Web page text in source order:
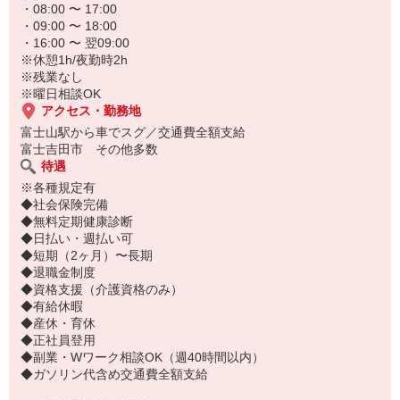
・08:00 〜 17:00
・09:00 〜 18:00
・16:00 〜 翌09:00
※休憩1h/夜勤時2h
※残業なし
※曜日相談OK
アクセス・勤務地
富士山駅から車でスグ／交通費全額支給
富士吉田市 その他多数
待遇
※各種規定有
◆社会保険完備
◆無料定期健康診断
◆日払い・週払い可
◆短期（2ヶ月）〜長期
◆退職金制度
◆資格支援（介護資格のみ）
◆有給休暇
◆産休・育休
◆正社員登用
◆副業・Wワーク相談OK（週40時間以内）
◆ガソリン代含め交通費全額支給